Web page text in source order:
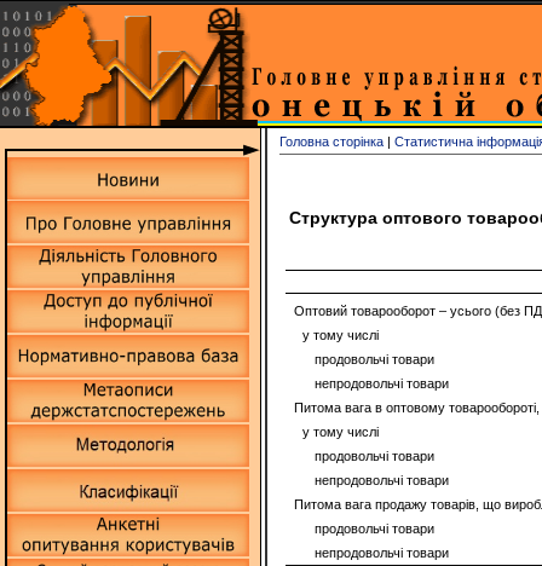
Головна сторінка | Статистична
Структура оптового
Оптовий товарооборот – усього (без
у тому числі
продовольчі товари
непродовольчі товари
Питома вага в оптовому
у тому числі
продовольчі товари
непродовольчі товари
Питома вага продажу товарів, що
продовольчі товари
непродовольчі товари